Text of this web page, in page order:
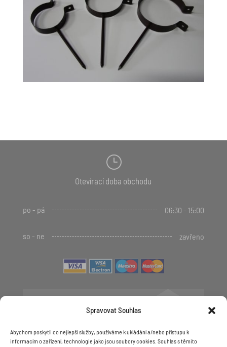
Spravovat Souhlas
Abychom poskytli co nejlepší služby, používáme k ukládání a/nebo přístupu k
informacím o zařízení, technologie jako jsou soubory cookies. Souhlas s těmito
}
Otevírací doba obchodu
po - pá 06:30 - 15:00
so - ne zavřeno
+420 481 623 536